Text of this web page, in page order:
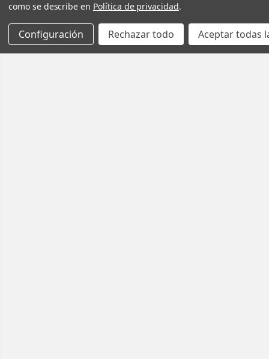
como se describe en Política de privacidad.
Configuración Rechazar todo Aceptar todas